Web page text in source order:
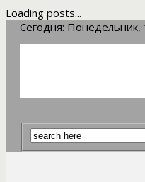
Loading posts...
Сегодня: Понедельник,